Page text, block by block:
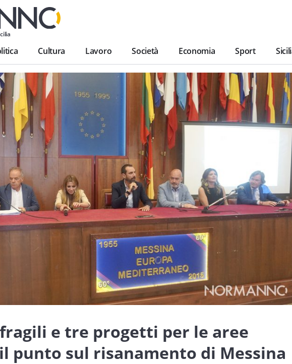
Cultura Lavoro Società Economia Sport
e tre progetti per le aree
punto sul risanamento di Messina